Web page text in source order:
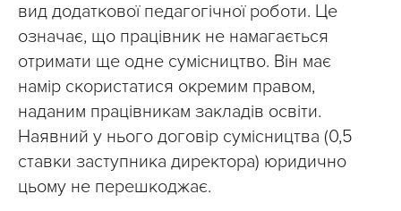
вид додаткової педагогічної роботи. Це
означає, що працівник не намагається
отримати ще одне сумісництво. Він має
намір скористатися окремим правом,
наданим працівникам закладів освіти.
Наявний у нього договір сумісництва (0,5
ставки заступника директора) юридично
цьому не перешкоджає.